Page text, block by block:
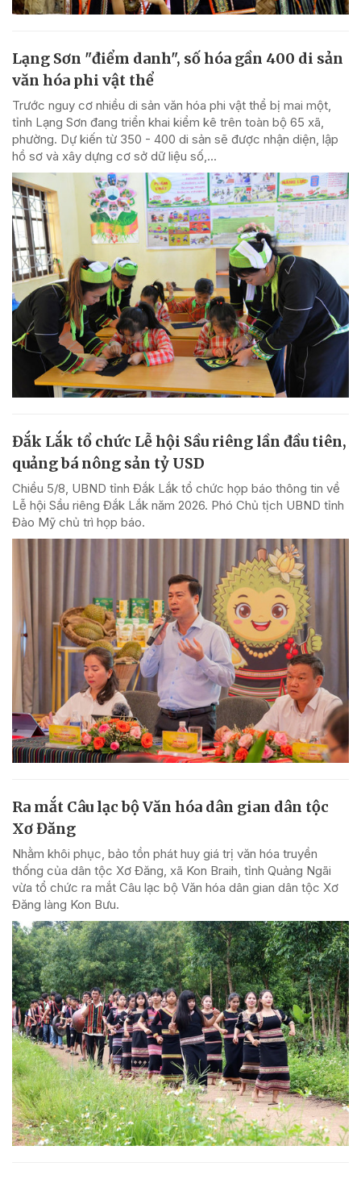
Lạng Sơn "điểm danh", số hóa gần 400 di sản
văn hóa phi vật thể
Trước nguy cơ nhiều di sản văn hóa phi vật thể bị mai một,
tỉnh Lạng Sơn đang triển khai kiểm kê trên toàn bộ 65 xã,
phường. Dự kiến từ 350 - 400 di sản sẽ được nhận diện, lập
hồ sơ và xây dựng cơ sở dữ liệu số,...
Đắk Lắk tổ chức Lễ hội Sầu riêng lần đầu tiên,
quảng bá nông sản tỷ USD
Chiều 5/8, UBND tỉnh Đắk Lắk tổ chức họp báo thông tin về
Lễ hội Sầu riêng Đắk Lắk năm 2026. Phó Chủ tịch UBND tỉnh
Đào Mỹ chủ trì họp báo.
Ra mắt Câu lạc bộ Văn hóa dân gian dân tộc
Xơ Đăng
Nhằm khôi phục, bảo tồn phát huy giá trị văn hóa truyền
thống của dân tộc Xơ Đăng, xã Kon Braih, tỉnh Quảng Ngãi
vừa tổ chức ra mắt Câu lạc bộ Văn hóa dân gian dân tộc Xơ
Đăng làng Kon Bưu.